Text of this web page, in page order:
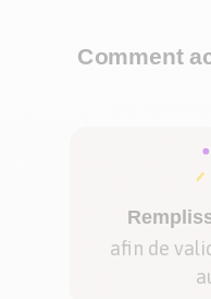
Comment
afin de